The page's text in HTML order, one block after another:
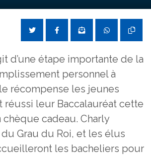
d’une étape importante de la
personnel à
récompense les jeunes
réussi leur Baccalauréat cette
chèque cadeau. Charly
Grau du Roi, et les élus
les bacheliers pour